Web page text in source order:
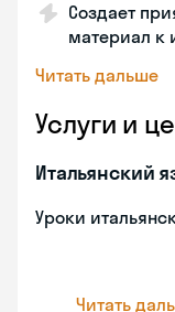
Создает
материал к
Читать дальше
Услуги и
Итальянский
Уроки
Читать